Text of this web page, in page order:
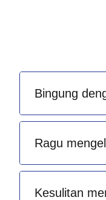
Bingung
Ragu
Kesulitan